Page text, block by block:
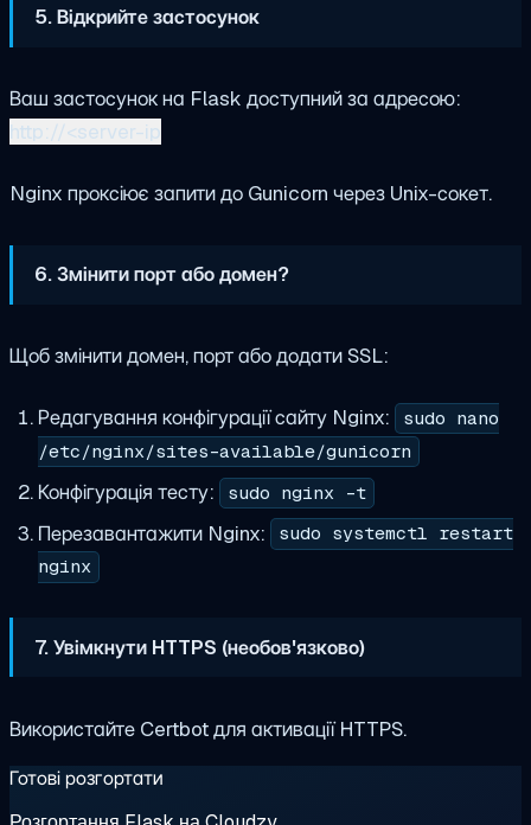
5. Відкрийте застосунок
Ваш застосунок на Flask доступний за адресою:
http://<server-ip
Nginx проксіює запити до Gunicorn через Unix-сокет.
6. Змінити порт або домен?
Щоб змінити домен, порт або додати SSL:
Редагування конфігурації сайту Nginx:
sudo nano
/etc/nginx/sites-available/gunicorn
Конфігурація тесту: sudo nginx -t
Перезавантажити Nginx:
sudo systemctl restart
nginx
7. Увімкнути HTTPS (необов'язково)
Використайте Certbot для активації HTTPS.
Готові розгортати